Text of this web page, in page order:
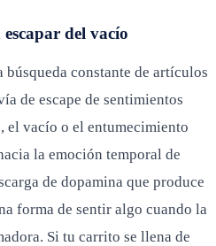
del vacío
constante de artículos
de escape de sentimientos
el vacío o el entumecimiento
la emoción temporal de
de dopamina que produce
forma de sentir algo cuando la
Si tu carrito se llena de